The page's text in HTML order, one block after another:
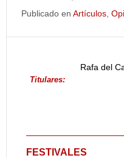
Publicado en Artículos
Titulares:
Rafa del
FESTIVALES